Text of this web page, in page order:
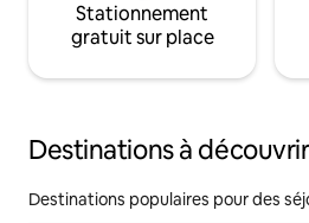
Stationnement
gratuit sur place
Destinations à découvrir
Destinations populaires pour des